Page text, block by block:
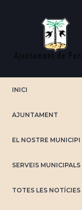
INICI
AJUNTAMENT
EL NOSTRE MUNICIPI
SERVEIS MUNICIPALS
TOTES LES NOTÍCIES